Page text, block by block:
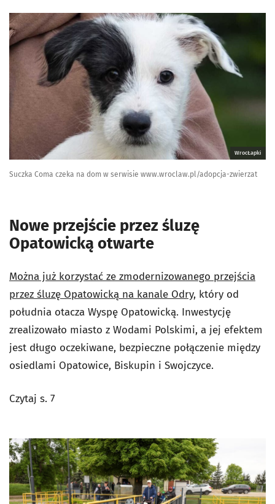
WrocŁapki
Suczka Coma czeka na dom w serwisie www.wroclaw.pl/adopcja-zwierzat
Nowe przejście przez śluzę
Opatowicką otwarte
Można już korzystać ze zmodernizowanego przejścia
przez śluzę Opatowicką na kanale Odry, który od
południa otacza Wyspę Opatowicką. Inwestycję
zrealizowało miasto z Wodami Polskimi, a jej efektem
jest długo oczekiwane, bezpieczne połączenie między
osiedlami Opatowice, Biskupin i Swojczyce.
Czytaj s. 7